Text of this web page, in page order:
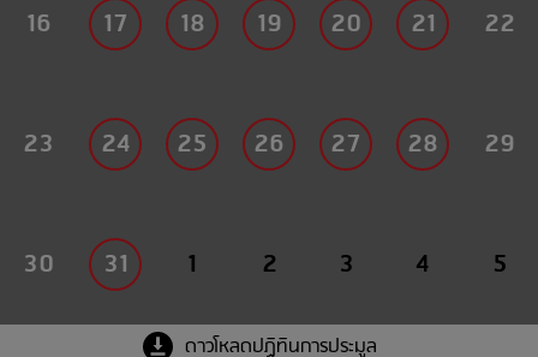
16 17 18 19 20 21 22
23 24 25 26 27 28 29
30 31 1 2 3 4 5
ดาวโหลดปฏิทินการประมูล